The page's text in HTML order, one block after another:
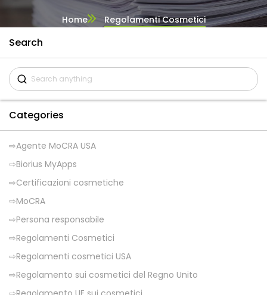
Home Regolamenti Cosmetici
Search
Categories
Agente MoCRA USA
Biorius MyApps
Certificazioni cosmetiche
MoCRA
Persona responsabile
Regolamenti Cosmetici
Regolamenti cosmetici USA
Regolamento sui cosmetici del Regno Unito